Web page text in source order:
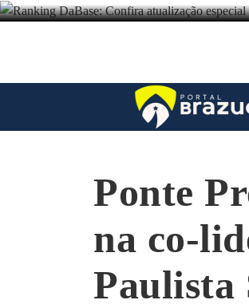
Ponte
na co-
Paulista